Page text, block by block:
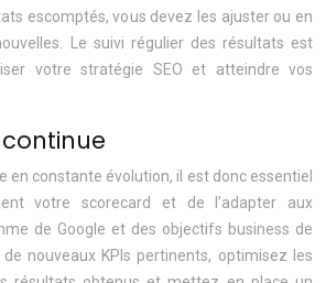
escomptés, vous devez les ajuster ou en
Le suivi régulier des résultats est
votre stratégie SEO et atteindre vos
en constante évolution, il est donc essentiel
votre scorecard et de l’adapter aux
de Google et des objectifs business de
de nouveaux KPIs pertinents, optimisez les